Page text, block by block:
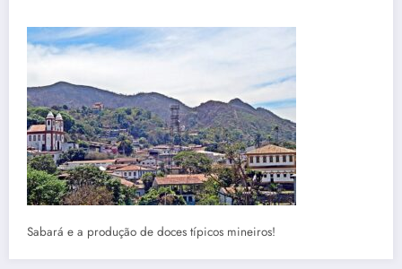
Sabará e a produção de doces típicos mineiros!